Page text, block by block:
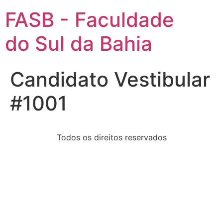
FASB - Faculdade
do Sul da Bahia
Candidato Vestibular
#1001
Todos os direitos reservados